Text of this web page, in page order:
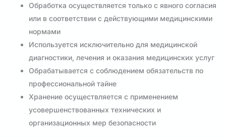
Обработка осуществляется только с явного согласия
или в соответствии с действующими медицинскими
нормами
Используется исключительно для медицинской
диагностики, лечения и оказания медицинских услуг
Обрабатывается с соблюдением обязательств по
профессиональной тайне
Хранение осуществляется с применением
усовершенствованных технических и
организационных мер безопасности